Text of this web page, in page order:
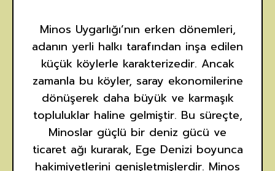
Minos Uygarlığı’nın erken dönemleri,
adanın yerli halkı tarafından inşa edilen
küçük köylerle karakterizedir. Ancak
zamanla bu köyler, saray ekonomilerine
dönüşerek daha büyük ve karmaşık
topluluklar haline gelmiştir. Bu süreçte,
Minoslar güçlü bir deniz gücü ve
ticaret ağı kurarak, Ege Denizi boyunca
hakimiyetlerini genişletmişlerdir. Minos